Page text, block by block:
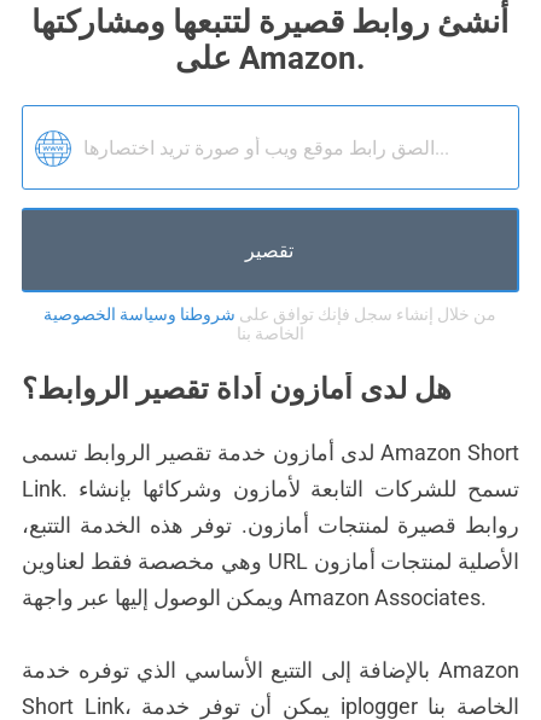
أنشئ روابط قصيرة لتتبعها ومشاركتها
على Amazon.
تقصير
من خلال إنشاء سجل فإنك توافق على شروطنا وسياسة الخصوصية
الخاصة بنا
هل لدى أمازون أداة تقصير الروابط؟
لدى أمازون خدمة تقصير الروابط تسمى Amazon Short
Link. تسمح للشركات التابعة لأمازون وشركائها بإنشاء
روابط قصيرة لمنتجات أمازون. توفر هذه الخدمة التتبع،
وهي مخصصة فقط لعناوين URL الأصلية لمنتجات أمازون
ويمكن الوصول إليها عبر واجهة Amazon Associates.
بالإضافة إلى التتبع الأساسي الذي توفره خدمة Amazon
Short Link، يمكن أن توفر خدمة iplogger الخاصة بنا